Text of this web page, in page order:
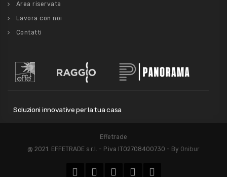
Area riservata
Lavora con noi
Contatti
Soluzioni innovative per la tua casa
Effetrade
@ 2021. EFFETRADE s.r.l. - P.iva IT02708400730 - By Onibur